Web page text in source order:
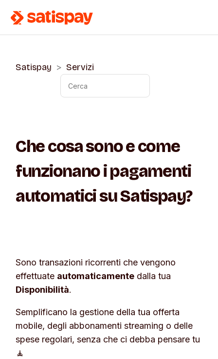
Satispay Servizi
Che cosa sono e come
funzionano i pagamenti
automatici su Satispay?
Sono transazioni ricorrenti che vengono
effettuate automaticamente dalla tua
Disponibilità.
Semplificano la gestione della tua offerta
mobile, degli abbonamenti streaming o delle
spese regolari, senza che ci debba pensare tu
🧘